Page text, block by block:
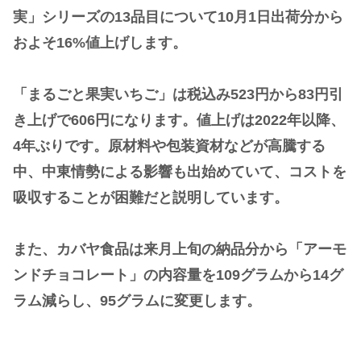
実」シリーズの13品目について10月1日出荷分から
およそ16%値上げします。
「まるごと果実いちご」は税込み523円から83円引
き上げで606円になります。値上げは2022年以降、
4年ぶりです。原材料や包装資材などが高騰する
中、中東情勢による影響も出始めていて、コストを
吸収することが困難だと説明しています。
また、カバヤ食品は来月上旬の納品分から「アーモ
ンドチョコレート」の内容量を109グラムから14グ
ラム減らし、95グラムに変更します。